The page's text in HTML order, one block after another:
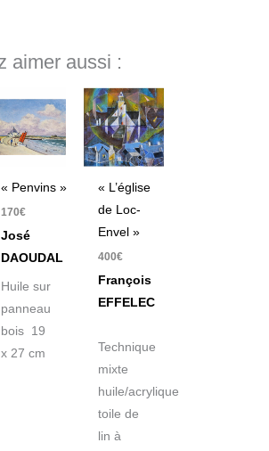
aimer aussi :
« Penvins »
170€
José
DAOUDAL
Huile sur
panneau
bois 19
x 27 cm
« L’église
de Loc-
Envel »
400€
François
EFFELEC
Technique
mixte
huile/acrylique
toile de
lin à